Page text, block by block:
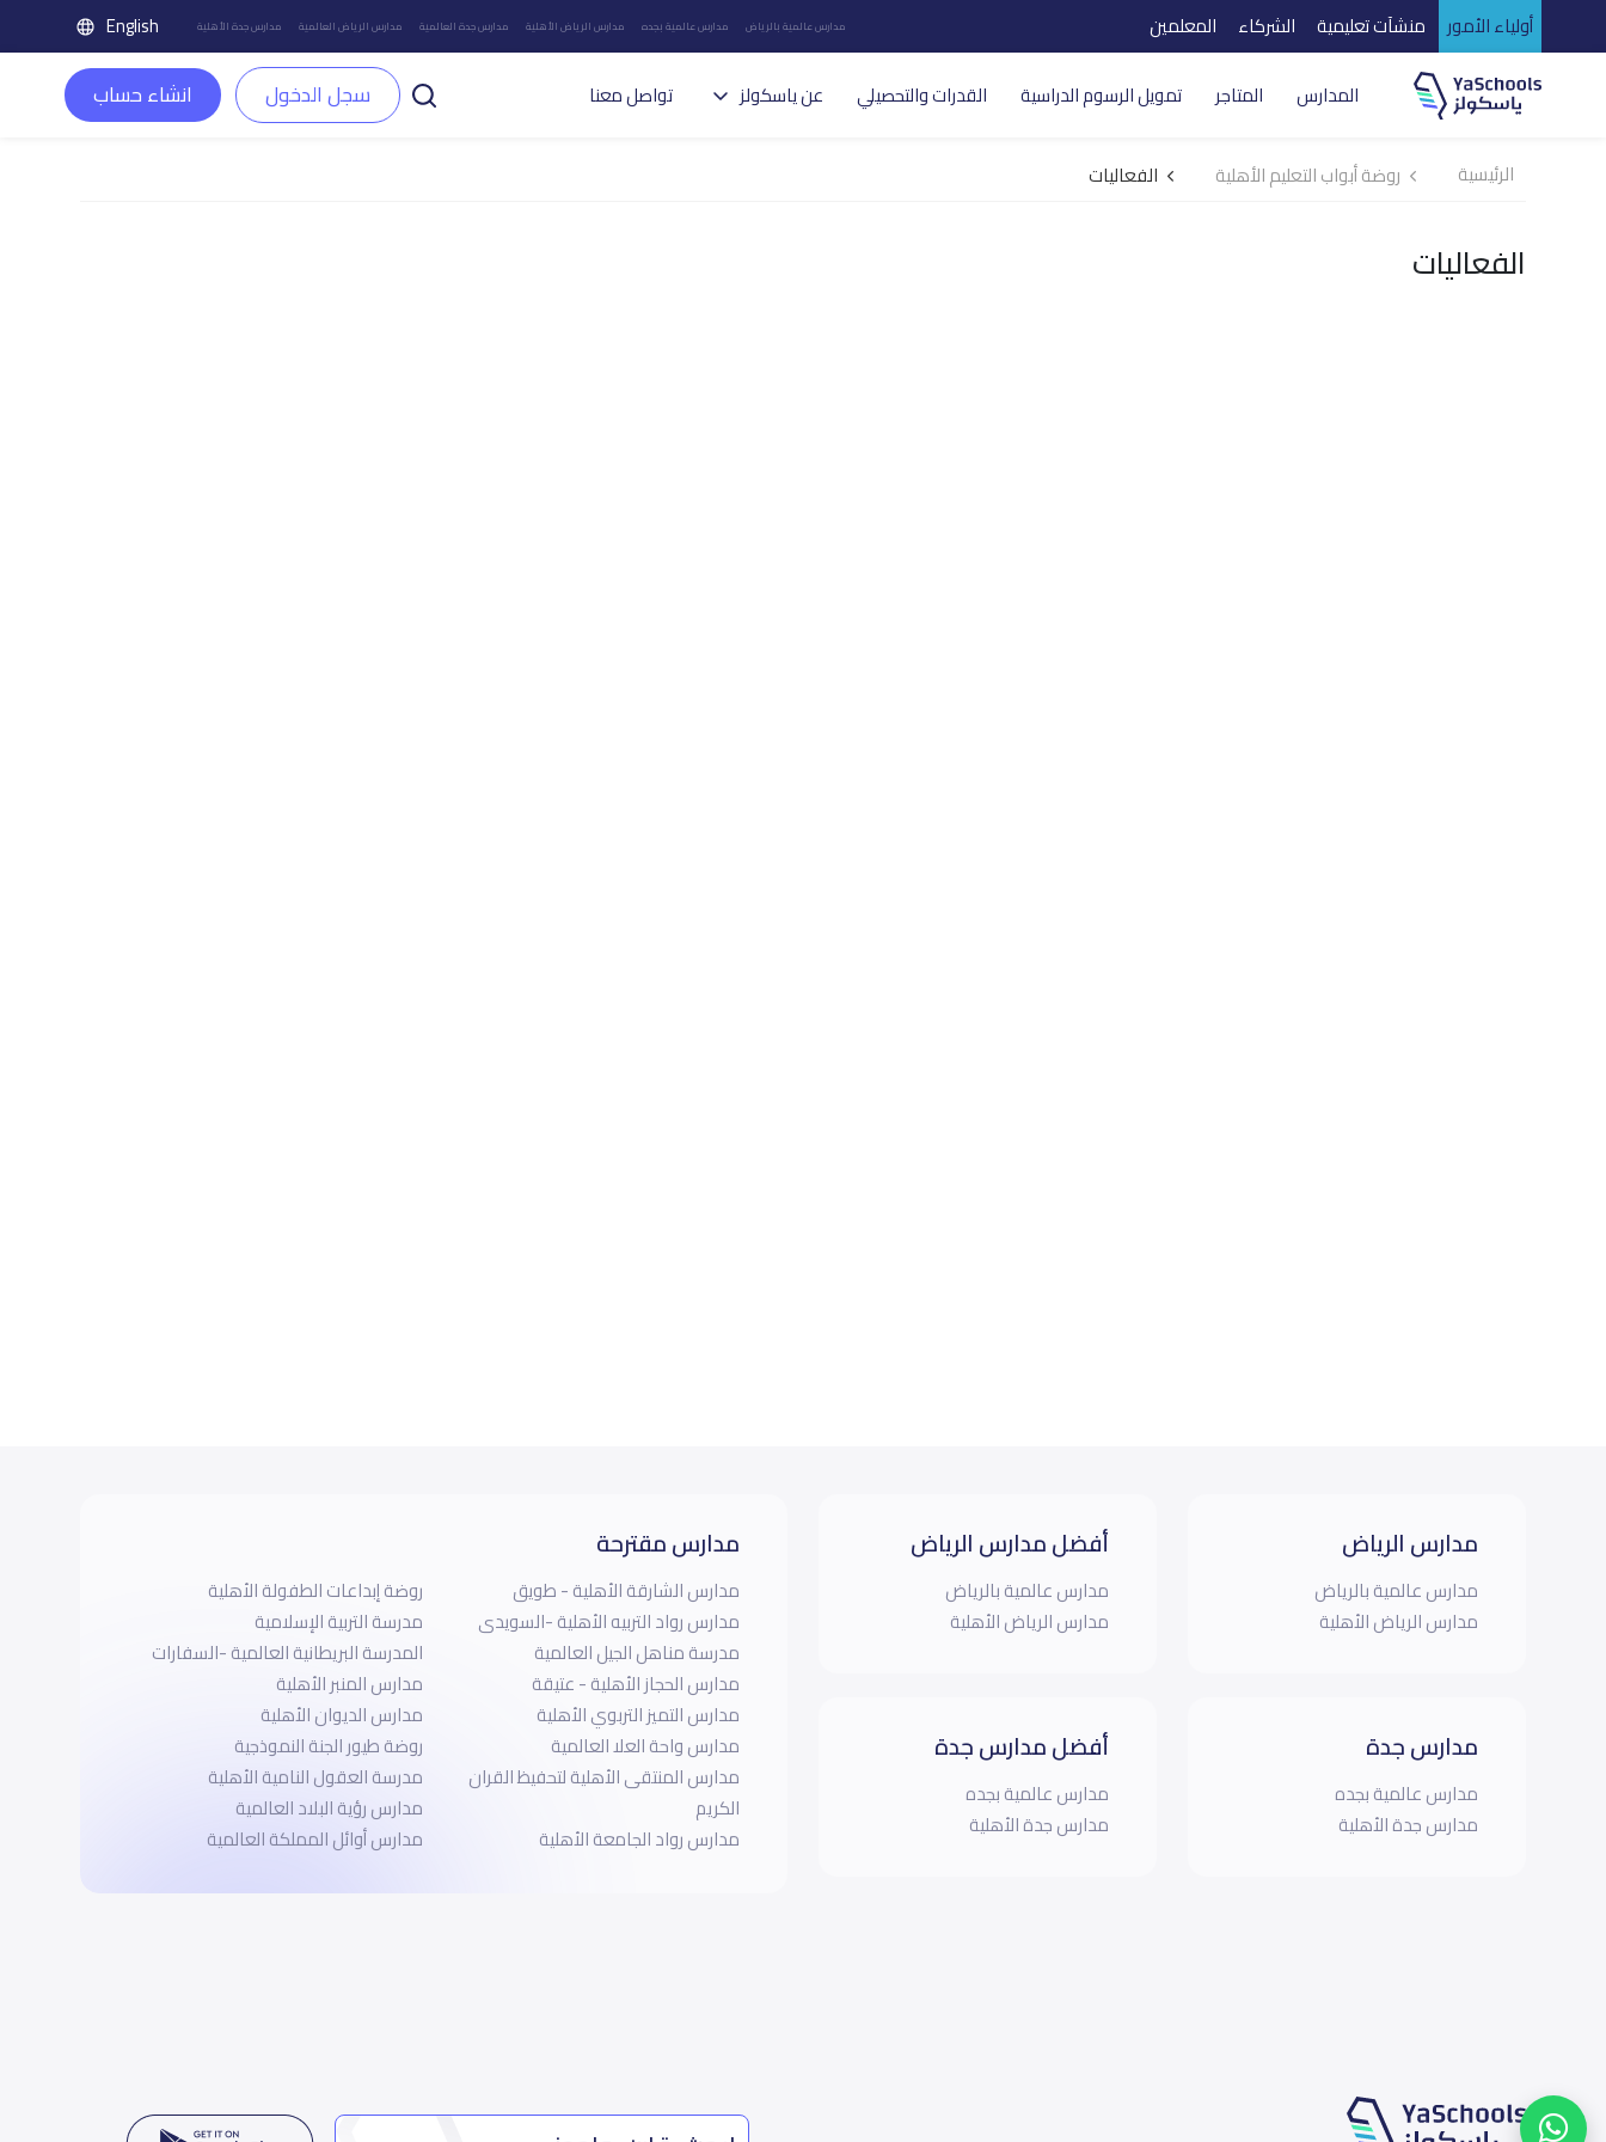
أولياء الأمور منشآت تعليمية الشركاء المعلمين مدارس عالمية بالرياض مدارس عالمية بجده مدارس الرياض الأهلية مدارس جدة العالمية مدارس الرياض العالمية مدارس جدة الأهلية English
المدارس المتاجر تمويل الرسوم الدراسية القدرات والتحصيلي عن ياسكولز تواصل معنا سجل الدخول انشاء حساب
الرئيسية روضة أبواب التعليم الأهلية الفعاليات
الفعاليات
مدارس الرياض
مدارس عالمية بالرياض
مدارس الرياض الأهلية
مدارس جدة
مدارس عالمية بجده
مدارس جدة الأهلية
أفضل مدارس الرياض
مدارس عالمية بالرياض
مدارس الرياض الأهلية
أفضل مدارس جدة
مدارس عالمية بجده
مدارس جدة الأهلية
مدارس مقترحة
مدارس الشارقة الأهلية - طويق
مدارس رواد التربيه الأهلية -السويدى
مدرسة مناهل الجيل العالمية
مدارس الحجاز الأهلية - عتيقة
مدارس التميز التربوي الأهلية
مدارس واحة العلا العالمية
مدارس المنتقى الأهلية لتحفيظ القران
الكريم
مدارس رواد الجامعة الأهلية
روضة إبداعات الطفولة الأهلية
مدرسة التربية الإسلامية
المدرسة البريطانية العالمية -السفارات
مدارس المنبر الأهلية
مدارس الديوان الأهلية
روضة طيور الجنة النموذجية
مدرسة العقول النامية الأهلية
مدارس رؤية البلاد العالمية
مدارس أوائل المملكة العالمية